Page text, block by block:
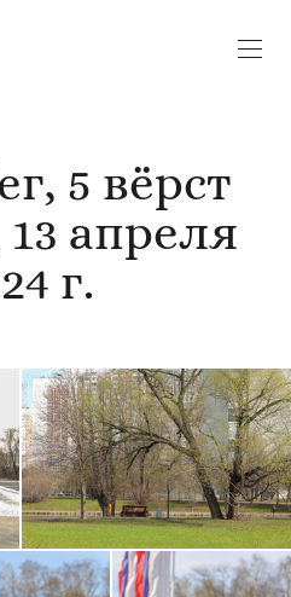
5 вёрст
апреля
г.